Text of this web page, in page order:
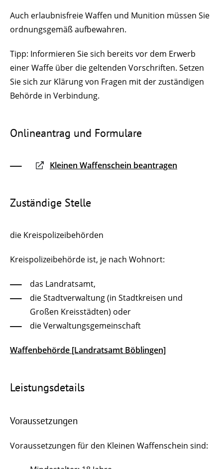
Auch erlaubnisfreie Waffen und Munition müssen Sie
ordnungsgemäß aufbewahren.
Tipp: Informieren Sie sich bereits vor dem Erwerb
einer Waffe über die geltenden Vorschriften. Setzen
Sie sich zur Klärung von Fragen mit der zuständigen
Behörde in Verbindung.
Onlineantrag und Formulare
Kleinen Waffenschein beantragen
Zuständige Stelle
die Kreispolizeibehörden
Kreispolizeibehörde ist, je nach Wohnort:
das Landratsamt,
die Stadtverwaltung (in Stadtkreisen und
Großen Kreisstädten) oder
die Verwaltungsgemeinschaft
Waffenbehörde [Landratsamt Böblingen]
Leistungsdetails
Voraussetzungen
Voraussetzungen für den Kleinen Waffenschein sind: